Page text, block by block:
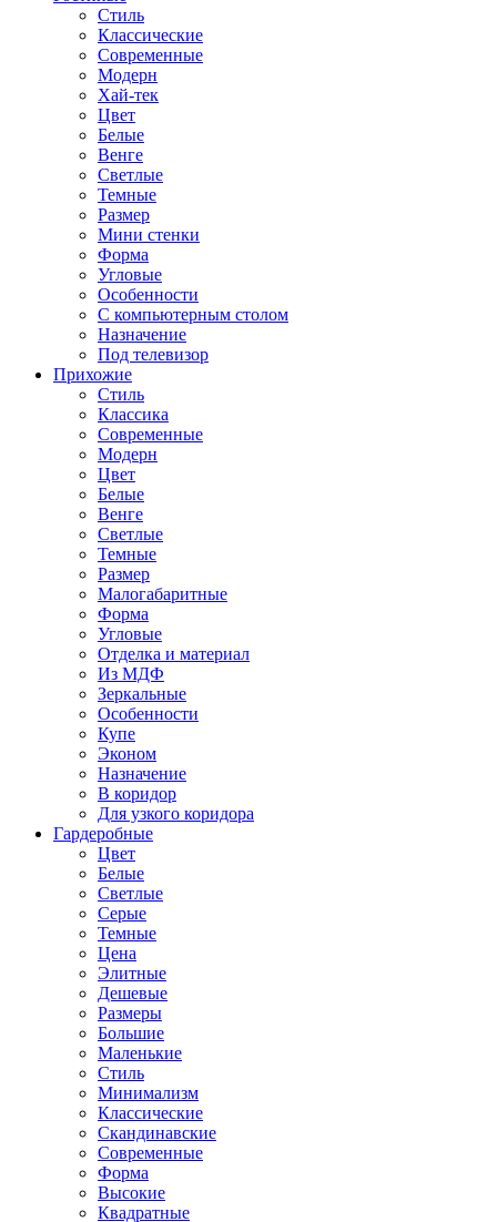
Стиль
Классические
Современные
Модерн
Хай-тек
Цвет
Белые
Венге
Светлые
Темные
Размер
Мини стенки
Форма
Угловые
Особенности
С компьютерным столом
Назначение
Под телевизор
Прихожие
Стиль
Классика
Современные
Модерн
Цвет
Белые
Венге
Светлые
Темные
Размер
Малогабаритные
Форма
Угловые
Отделка и материал
Из МДФ
Зеркальные
Особенности
Купе
Эконом
Назначение
В коридор
Для узкого коридора
Гардеробные
Цвет
Белые
Светлые
Серые
Темные
Цена
Элитные
Дешевые
Размеры
Большие
Маленькие
Стиль
Минимализм
Классические
Скандинавские
Современные
Форма
Высокие
Квадратные